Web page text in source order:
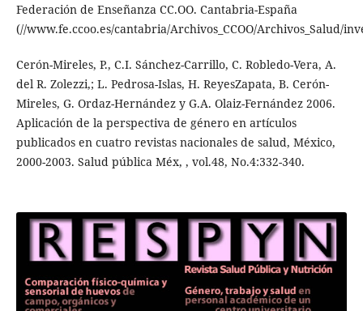
Federación de Enseñanza CC.OO. Cantabria-España
(//www.fe.ccoo.es/cantabria/Archivos_CCOO/Archivos_Salud/
Cerón-Mireles, P., C.I. Sánchez-Carrillo, C. Robledo-Vera, A.
del R. Zolezzi,; L. Pedrosa-Islas, H. ReyesZapata, B. Cerón-
Mireles, G. Ordaz-Hernández y G.A. Olaiz-Fernández 2006.
Aplicación de la perspectiva de género en artículos
publicados en cuatro revistas nacionales de salud, México,
2000-2003. Salud pública Méx, , vol.48, No.4:332-340.